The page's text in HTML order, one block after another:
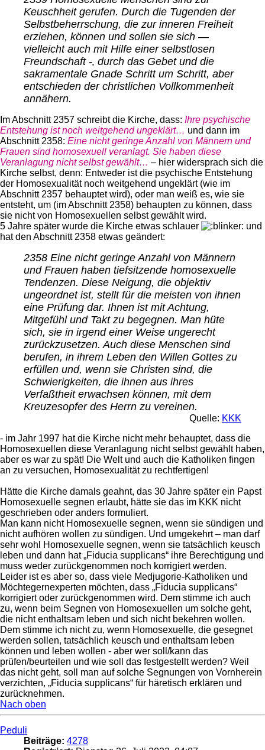
Keuschheit gerufen. Durch die Tugenden der
Selbstbeherrschung, die zur inneren Freiheit
erziehen, können und sollen sie sich —
vielleicht auch mit Hilfe einer selbstlosen
Freundschaft -‚ durch das Gebet und die
sakramentale Gnade Schritt um Schritt, aber
entschieden der christlichen Vollkommenheit
annähern.
Im Abschnitt 2357 schreibt die Kirche, dass: Ihre psychische
Entstehung ist noch weitgehend ungeklärt… und dann im
Abschnitt 2358: Eine nicht geringe Anzahl von Männern und
Frauen sind homosexuell veranlagt. Sie haben diese
Veranlagung nicht selbst gewählt… – hier widersprach sich die
Kirche selbst, denn: Entweder ist die psychische Entstehung
der Homosexualität noch weitgehend ungeklärt (wie im
Abschnitt 2357 behauptet wird), oder man weiß es, wie sie
entsteht, um (im Abschnitt 2358) behaupten zu können, dass
sie nicht von Homosexuellen selbst gewählt wird.
5 Jahre später wurde die Kirche etwas schlauer
und
hat den Abschnitt 2358 etwas geändert:
2358 Eine nicht geringe Anzahl von Männern
und Frauen haben tiefsitzende homosexuelle
Tendenzen. Diese Neigung, die objektiv
ungeordnet ist, stellt für die meisten von ihnen
eine Prüfung dar. Ihnen ist mit Achtung,
Mitgefühl und Takt zu begegnen. Man hüte
sich, sie in irgend einer Weise ungerecht
zurückzusetzen. Auch diese Menschen sind
berufen, in ihrem Leben den Willen Gottes zu
erfüllen und, wenn sie Christen sind, die
Schwierigkeiten, die ihnen aus ihres
Verfaßtheit erwachsen können, mit dem
Kreuzesopfer des Herrn zu vereinen.
Quelle: KKK
- im Jahr 1997 hat die Kirche nicht mehr behauptet, dass die
Homosexuellen diese Veranlagung nicht selbst gewählt haben,
aber es war zu spät! Die Welt und auch die Katholiken fingen
an zu versuchen, Homosexualität zu rechtfertigen!
Hätte die Kirche damals geahnt, das 30 Jahre später ein Papst
Homosexuelle segnen erlaubt, hätte sie das im KKK nicht
geschrieben oder anders formuliert.
Man kann nicht Homosexuelle segnen, wenn sie sündigen und
nicht aufhören wollen zu sündigen. Und umgekehrt – man darf
sehr wohl Homosexuelle segnen, wenn sie tatsächlich keusch
leben und dann hat „Fiducia supplicans“ ihre Berechtigung und
muss weder zurückgenommen noch korrigiert werden.
Leider ist es aber so, dass viele Medjugorie-Katholiken und
Möchtegernexperten möchten, dass „Fiducia supplicans“
korrigiert oder zurückgenommen wird. Dem stimme ich auch
zu, wenn beim Segnen von Homosexuellen um solche geht,
die nicht enthaltsam leben und sich nicht bekehren wollen.
Dem stimme ich nicht zu, wenn Homosexuelle, die gesegnet
werden sollen, tatsächlich keusch und enthaltsam leben
können und leben wollen - aber wer soll/kann das
prüfen/beurteilen und wie soll das festgestellt werden? Weil
das nicht geht, soll man auf solche Segnungen von Vornherein
verzichten, „Fiducia supplicans“ für häretisch erklären und
zurücknehmen.
Nach oben
Peduli
Beiträge: 4278